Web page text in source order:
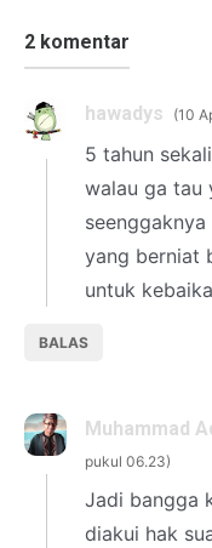
2 komentar
hawadys 10
5 tahun
walau ga tau
yang berniat
untuk
BALAS
Muhammad
pukul 06.23
Jadi bangga
diakui hak